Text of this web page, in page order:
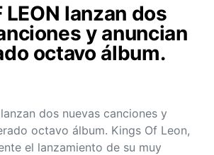
LEON lanzan dos
y anuncian
octavo álbum.
lanzan dos nuevas canciones y
octavo álbum. Kings Of Leon,
el lanzamiento de su muy